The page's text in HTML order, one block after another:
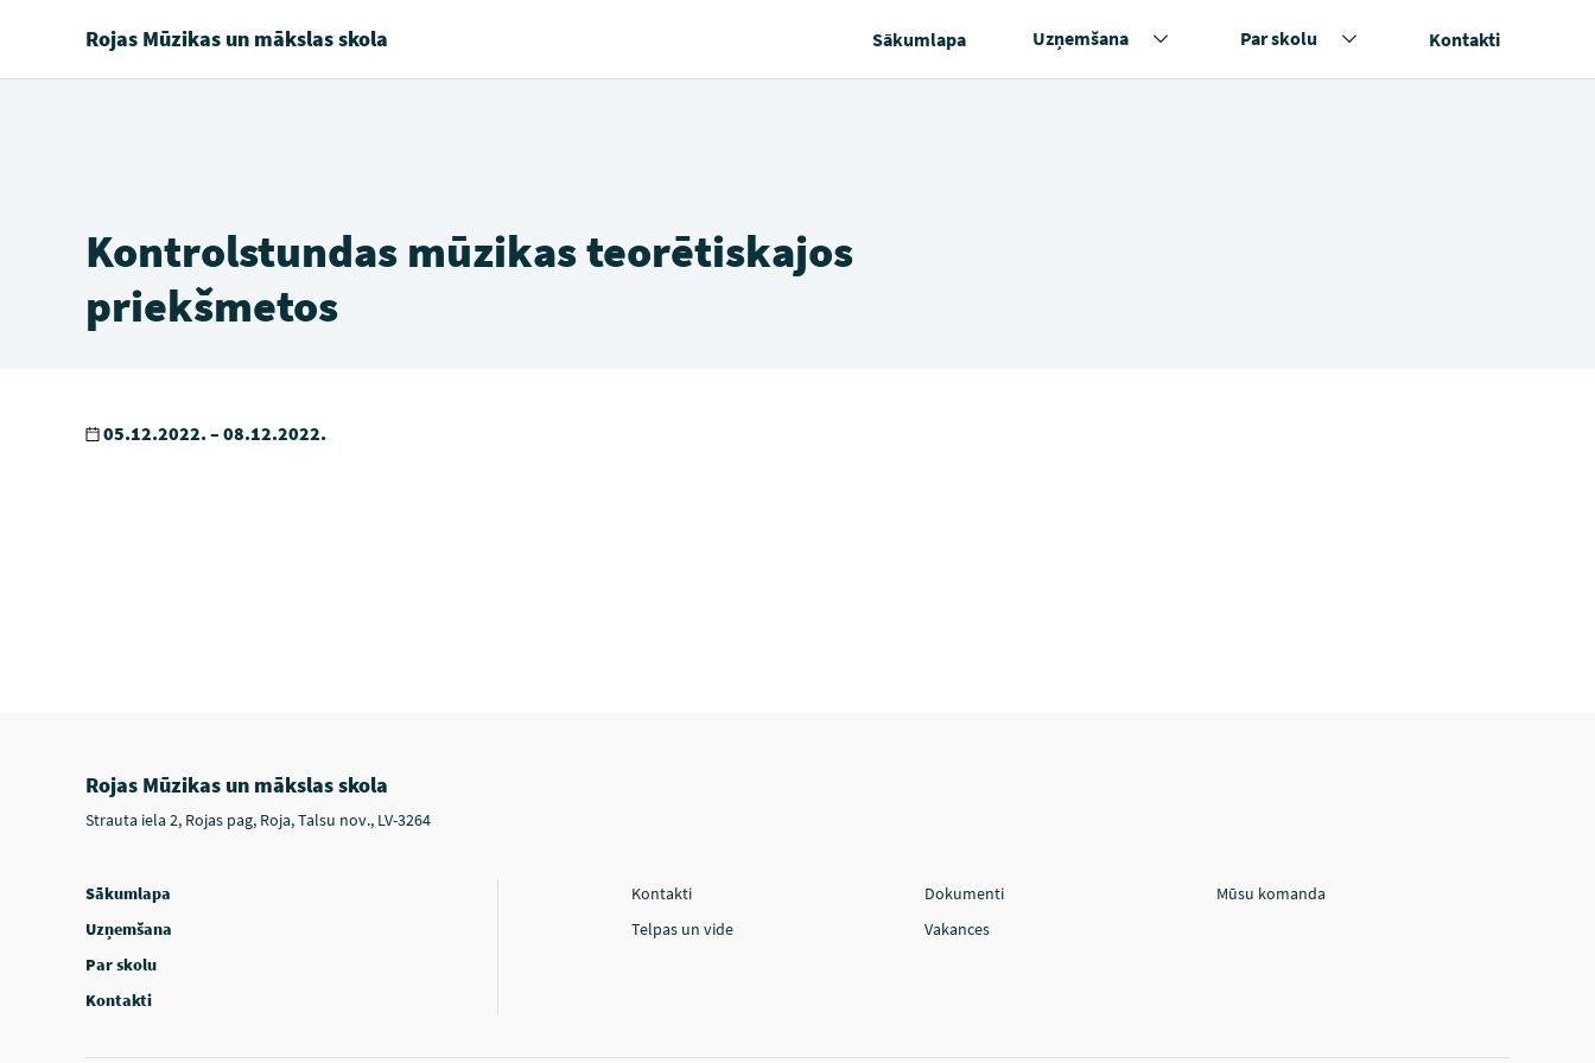
Rojas Mūzikas un mākslas skola Sākumlapa Uzņemšana Par skolu Kontakti
Kontrolstundas mūzikas teorētiskajos
priekšmetos
05.12.2022. – 08.12.2022.
Rojas Mūzikas un mākslas skola
Strauta iela 2, Rojas pag, Roja, Talsu nov., LV-3264
Sākumlapa
Uzņemšana
Par skolu
Kontakti
Kontakti Dokumenti
Mūsu komanda
Telpas un vide
Vakances